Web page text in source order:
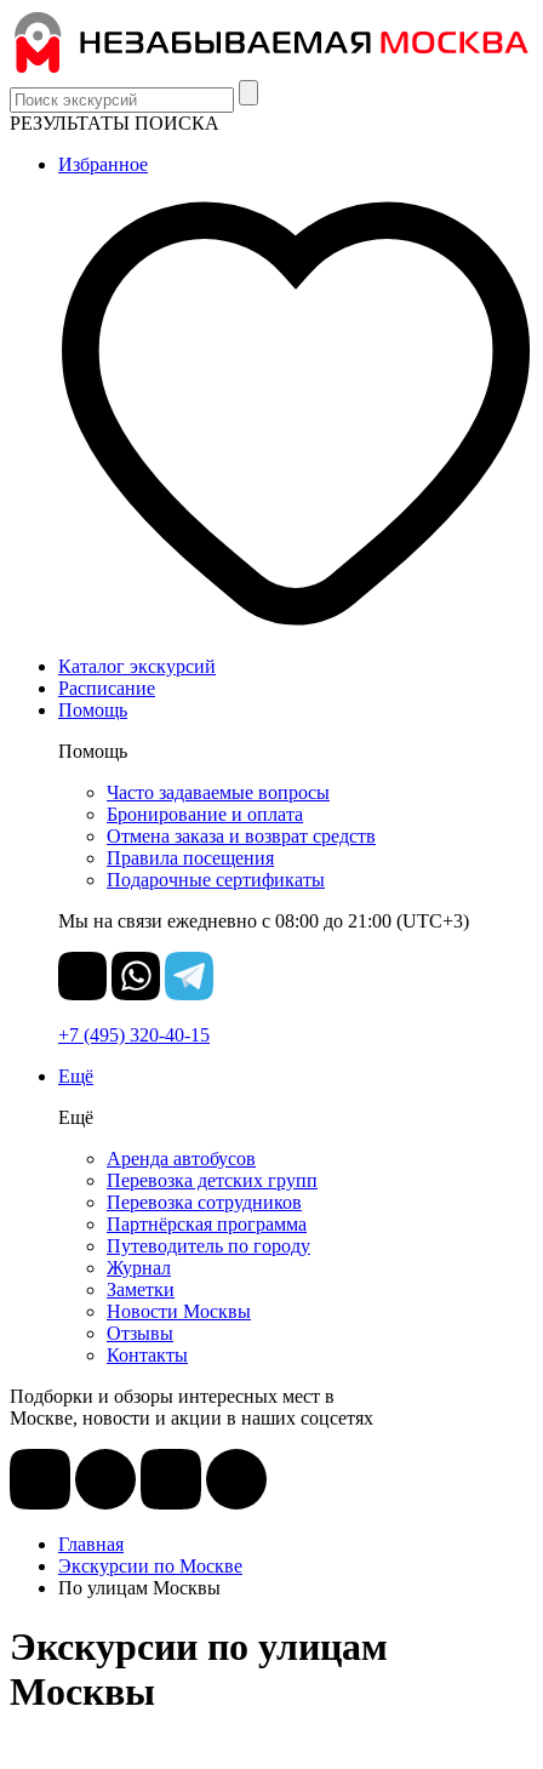
РЕЗУЛЬТАТЫ ПОИСКА
Избранное
Каталог экскурсий
Расписание
Помощь
Помощь
Часто задаваемые вопросы
Бронирование и оплата
Отмена заказа и возврат средств
Правила посещения
Подарочные сертификаты
Мы на связи ежедневно с 08:00 до 21:00 (UTC+3)
+7 (495) 320-40-15
Ещё
Ещё
Аренда автобусов
Перевозка детских групп
Перевозка сотрудников
Партнёрская программа
Путеводитель по городу
Журнал
Заметки
Новости Москвы
Отзывы
Контакты
Подборки и обзоры интересных мест в
Москве, новости и акции в наших соцсетях
Главная
Экскурсии по Москве
По улицам Москвы
Экскурсии по улицам
Москвы